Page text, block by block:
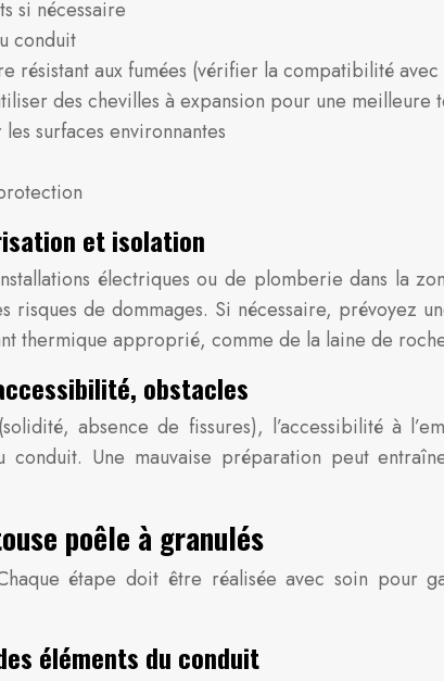
si nécessaire
conduit
résistant aux fumées (vérifier la compatibilité
des chevilles à expansion pour une meilleure
surfaces environnantes
et isolation
électriques ou de plomberie dans la
risques de dommages. Si nécessaire,
thermique approprié, comme de la laine de
obstacles
absence de fissures), l’accessibilité à
Une mauvaise préparation peut
poêle à granulés
étape doit être réalisée avec soin pour
éléments du conduit